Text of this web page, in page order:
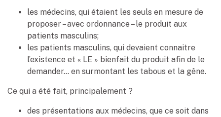
les médecins, qui étaient les seuls en mesure de
proposer – avec ordonnance – le produit aux
patients masculins;
les patients masculins, qui devaient connaitre
l’existence et « LE » bienfait du produit afin de le
demander… en surmontant les tabous et la gêne.
Ce qui a été fait, principalement ?
des présentations aux médecins, que ce soit dans